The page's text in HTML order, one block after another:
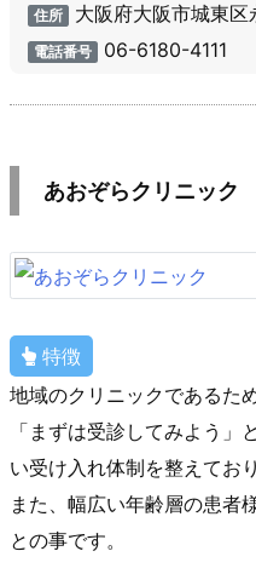
住所 大阪府大阪市城東区
電話番号 06-6180-4111
あおぞらクリニック
特徴
地域のクリニックであるた
「まずは受診してみよう
い受け入れ体制を整えてお
また、幅広い年齢層の患者
との事です。